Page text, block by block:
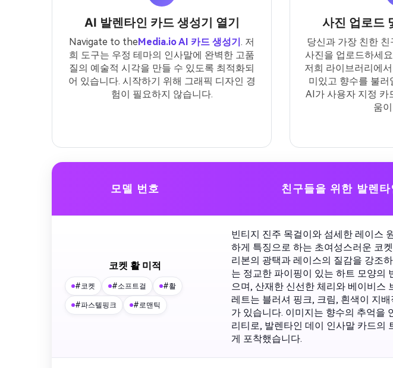
AI 발렌타인 카드 생성기 열기
Navigate to theMedia.io AI 카드 생성기. 저
희 도구는 우정 테마의 인사말에 완벽한 고품
질의 예술적 시각을 만들 수 있도록 최적화되
어 있습니다. 시작하기 위해 그래픽 디자인 경
험이 필요하지 않습니다.
사진 업로드
당신과 가장 친한
사진을 업로드하세
저희 라이브러리에
미있고 향수를 불러
AI가 사용자 지정 카
움
모델 번호 친구들을 위한 발렌
코켓 활 미적
#코켓 #소프트걸 #활
#파스텔핑크 #로맨틱
빈티지 진주 목걸이와 섬세한 레이스
하게 특징으로 하는 초여성스러운 코
리본의 광택과 레이스의 질감을 강조
는 정교한 파이핑이 있는 하트 모양의
으며, 산재한 신선한 체리와 베이비스
레트는 블러셔 핑크, 크림, 흰색이 지
가 있습니다. 이미지는 향수의 추억을
리티로, 발렌타인 데이 인사말 카드의
게 포착했습니다.